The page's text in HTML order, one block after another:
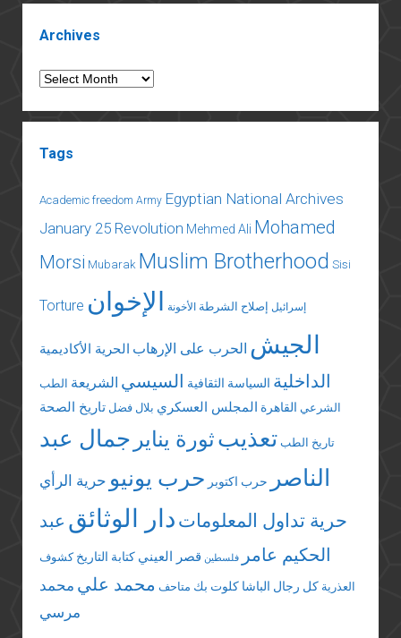
Archives
Archives
Tags
Academic freedom Army Egyptian National Archives
January 25 Revolution Mehmed Ali Mohamed
Morsi Mubarak Muslim Brotherhood Sisi
Torture إسرائيل إصلاح الشرطة الأخونة الإخوان
الجيش الحرب على الإرهاب الحرية الأكاديمية
الداخلية السياسة الثقافية السيسي الشريعة الطب
الشرعي القاهرة المجلس العسكري بلال فضل تاريخ الصحة
تاريخ الطب تعذيبثورة يناير جمال عبد
الناصر
حرب اكتوبر حرب يونيو حرية الرأي
حرية تداول المعلومات دار الوثائق عبد
الحكيم عامر
فلسطين قصر العيني كتابة التاريخ كشوف
العذرية كل رجال الباشا كلوت بك متاحف محمد علي محمد
مرسي